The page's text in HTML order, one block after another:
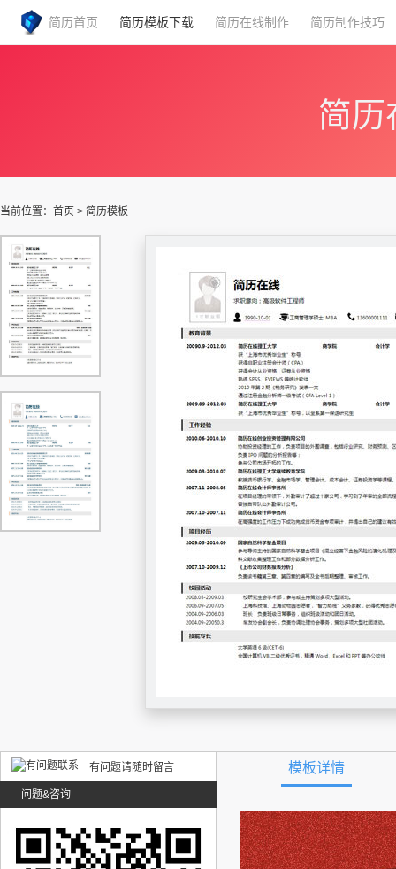
简历首页 简历模板下载 简历在线制作 简历制作技巧
简历
当前位置： 首页 > 简历模板
有问题请随时留言
问题&咨询
模板详情